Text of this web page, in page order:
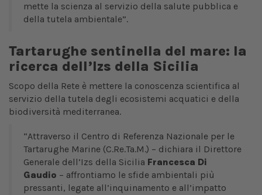
mette la scienza al servizio della salute pubblica e
della tutela ambientale”.
Tartarughe sentinella del mare: la
ricerca dell’Izs della Sicilia
Scopo della Rete è mettere la conoscenza scientifica al
servizio della tutela degli ecosistemi acquatici e della
biodiversità mediterranea.
“Attraverso il Centro di Referenza Nazionale per le
Tartarughe Marine (C.Re.Ta.M.) – dichiara il Direttore
Generale dell’Izs della Sicilia Francesca Di
Gaudio – affrontiamo le sfide ambientali più
pressanti, legate all’inquinamento e all’impatto